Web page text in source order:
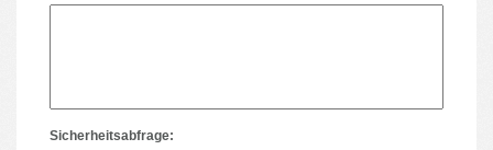
Sicherheitsabfrage: